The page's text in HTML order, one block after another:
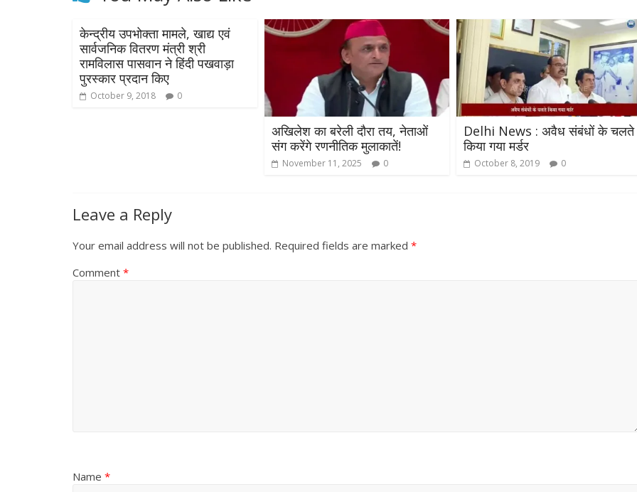
केन्‍द्रीय उपभोक्‍ता मामले, खाद्य एवं
सार्वजनिक वितरण मंत्री श्री
रामविलास पासवान ने हिंदी पखवाड़ा
पुरस्‍कार प्रदान किए
October 9, 2018 0
अखिलेश का बरेली दौरा तय, नेताओं
संग करेंगे रणनीतिक मुलाकातें!
November 11, 2025 0
Delhi News : अवैध संबंधों के चलते
किया गया मर्डर
October 8, 2019 0
Leave a Reply
Your email address will not be published. Required fields are marked *
Comment *
Name *
Bareilly
Uttar
राजनीति हॉट राजनीतिक
समाजवादी पार्टी ने किया महंगाई के
खिलाफ प्रदर्शन
August 4, 2021 Editor All Rights